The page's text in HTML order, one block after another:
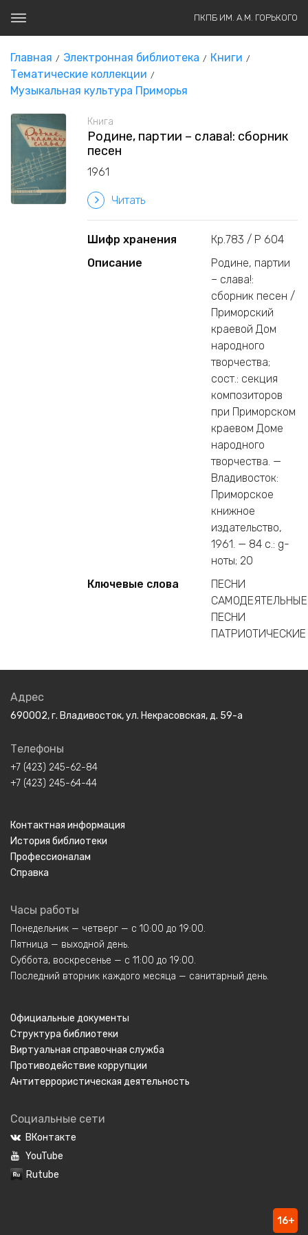
ПКПБ ИМ. А.М. ГОРЬКОГО
Главная Электронная библиотека
Книги
Тематические коллекции
Музыкальная культура Приморья
Книга
Родине, партии – слава!: сборник
песен
1961
Читать
Шифр хранения
Кр.783 / Р 604
Описание
Родине, партии
– слава!:
сборник песен /
Приморский
краевой Дом
народного
творчества;
сост.: секция
композиторов
при Приморском
краевом Доме
народного
творчества. —
Владивосток:
Приморское
книжное
издательство,
1961. — 84 c.: g-
ноты; 20
Ключевые слова
ПЕСНИ
ПЕСНИ
ПАТРИОТИЧЕСКИЕ
Адрес
690002, г. Владивосток, ул. Некрасовская, д. 59-а
Телефоны
+7 (423) 245-62-84
+7 (423) 245-64-44
Контактная информация
История библиотеки
Профессионалам
Справка
Часы работы
Понедельник — четверг — с 10:00 до 19:00.
Пятница — выходной день.
Суббота, воскресенье — с 11:00 до 19:00.
Последний вторник каждого месяца — санитарный день.
Официальные документы
Структура библиотеки
Виртуальная справочная служба
Противодействие коррупции
Антитеррористическая деятельность
Социальные сети
ВКонтакте
YouTube
Rutube
16+